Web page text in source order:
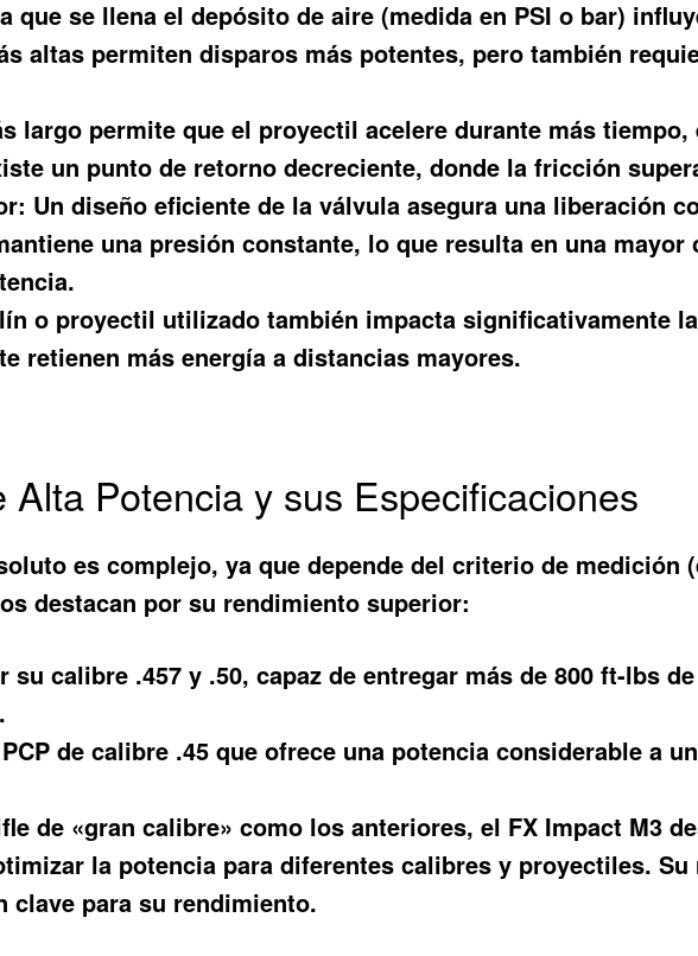
que se llena el depósito de aire (medida en PSI o bar)
altas permiten disparos más potentes, pero también
largo permite que el proyectil acelere durante más
un punto de retorno decreciente, donde la fricción
Un diseño eficiente de la válvula asegura una liberación
una presión constante, lo que resulta en una
o proyectil utilizado también impacta significativamente
retienen más energía a distancias mayores.
Potencia y sus Especificaciones
es complejo, ya que depende del criterio de medición
destacan por su rendimiento superior:
su calibre .457 y .50, capaz de entregar más de 800 ft-lbs
de calibre .45 que ofrece una potencia considerable a
de «gran calibre» como los anteriores, el FX Impact M3
la potencia para diferentes calibres y proyectiles.
clave para su rendimiento.